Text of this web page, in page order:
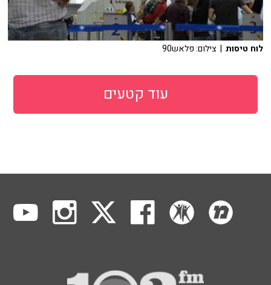
לוח טיסות | צילום: פלאש90
עוד קטעים